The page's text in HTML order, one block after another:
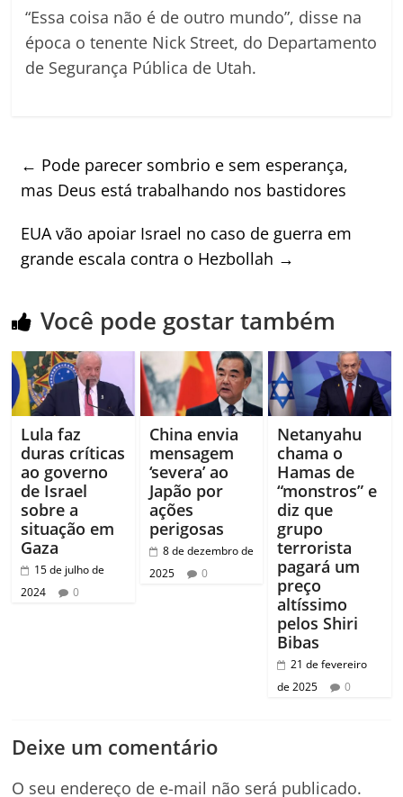
“Essa coisa não é de outro mundo”, disse na
época o tenente Nick Street, do Departamento
de Segurança Pública de Utah.
← Pode parecer sombrio e sem esperança,
mas Deus está trabalhando nos bastidores
EUA vão apoiar Israel no caso de guerra em
grande escala contra o Hezbollah →
Você pode gostar também
Lula faz
duras críticas
ao governo
de Israel
sobre a
situação em
Gaza
15 de julho de
2024
0
China envia
mensagem
‘severa’ ao
Japão por
ações
perigosas
8 de dezembro de
2025
0
Netanyahu
chama o
Hamas de
“monstros” e
diz que
grupo
terrorista
pagará um
preço
altíssimo
pelos Shiri
Bibas
21 de fevereiro
de 2025
0
Deixe um comentário
O seu endereço de e-mail não será publicado.